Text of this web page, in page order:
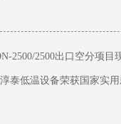
2500/2500出口空分项目
泰低温设备荣获国家实